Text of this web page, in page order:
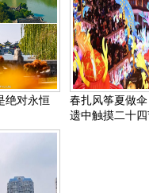
绝对永恒 春扎风筝夏做
遗中触摸二十